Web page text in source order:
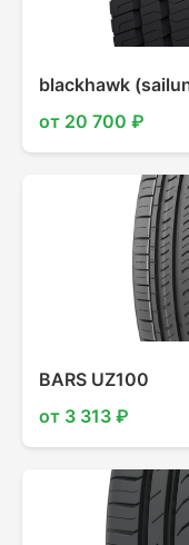
blackhawk
от 20 700 ₽
BARS UZ100
от 3 313 ₽